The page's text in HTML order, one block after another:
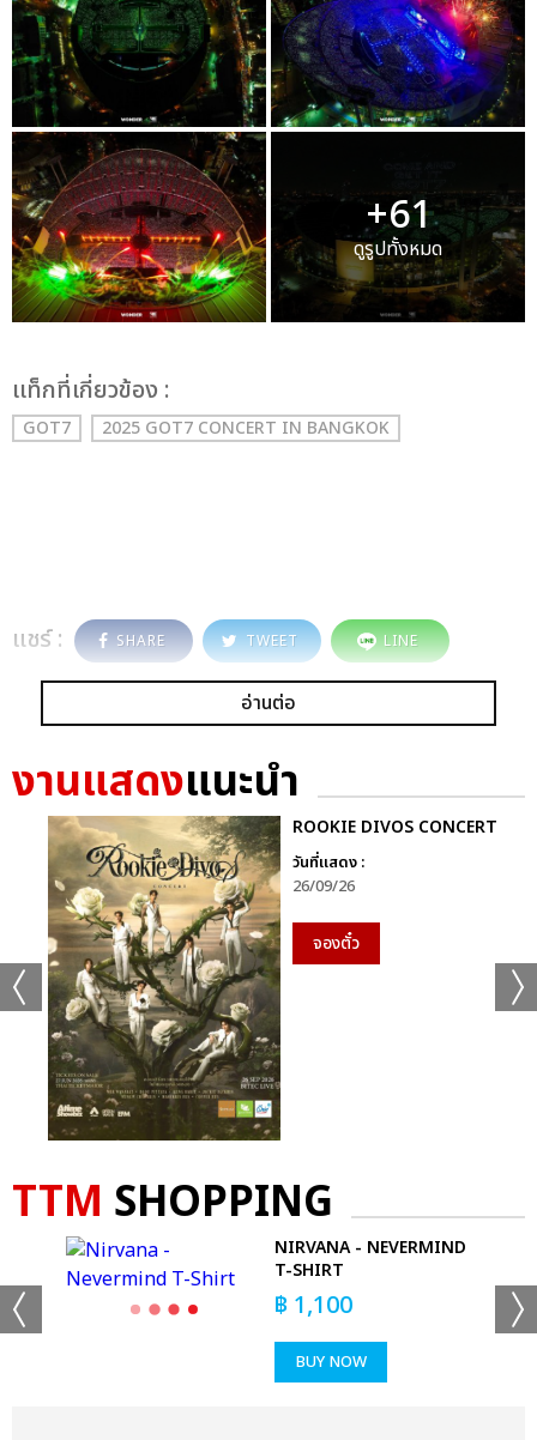
+61
ดูรูปทั้งหมด
เเท็กที่เกี่ยวข้อง :
GOT7 2025 GOT7 CONCERT IN BANGKOK
แชร์ : SHARE TWEET LINE
อ่านต่อ
งานแสดงแนะนำ
ROOKIE DIVOS CONCERT
วันที่แสดง :
26/09/26
จองตั๋ว
TTM SHOPPING
NIRVANA - NEVERMIND
T-SHIRT
฿ 1,100
BUY NOW